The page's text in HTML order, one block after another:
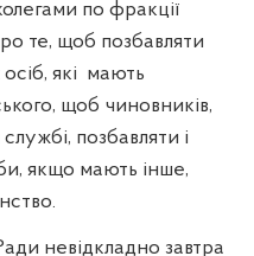
по фракції
те, щоб позбавляти
які мають
щоб чиновників,
позбавляти і
якщо мають інше,
невідкладно завтра